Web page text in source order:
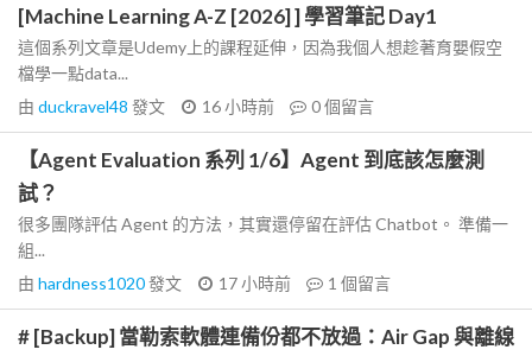
[Machine Learning A-Z [2026] ] 學習筆記 Day1
這個系列文章是Udemy上的課程延伸，因為我個人想趁著育嬰假空
檔學一點data...
由 duckravel48 發文 16 小時前 0個留言
【Agent Evaluation 系列 1/6】Agent 到底該怎麼測
試？
很多團隊評估 Agent 的方法，其實還停留在評估 Chatbot。 準備一
組...
由 hardness1020發文 17 小時前 1 個留言
# [Backup] 當勒索軟體連備份都不放過：Air Gap 與離線